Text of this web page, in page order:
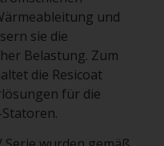
und
sie die
Belastung. Zum
die Resicoat
für die